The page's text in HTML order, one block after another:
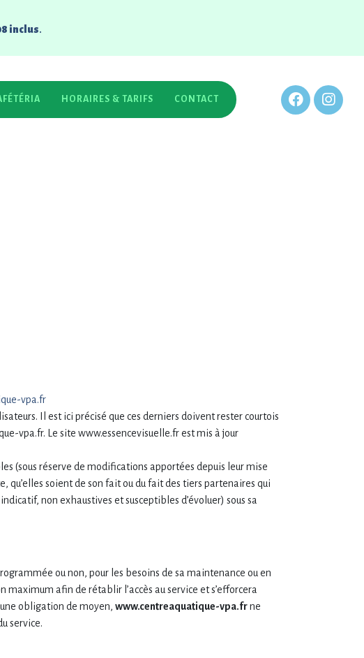
inclus.
HORAIRES & TARIFS CONTACT
numérique, dite L.C.E.N., nous portons à la
vpa.fr
Il est ici précisé que ces derniers doivent rester courtois
vpa.fr. Le site www.essencevisuelle.fr est mis à jour
(sous réserve de modifications apportées depuis leur mise
soient de son fait ou du fait des tiers partenaires qui
non exhaustives et susceptibles d’évoluer) sous sa
ou non, pour les besoins de sa maintenance ou en
maximum afin de rétablir l’accès au service et s’efforcera
obligation de moyen, www.centreaquatique-vpa.frne
service.